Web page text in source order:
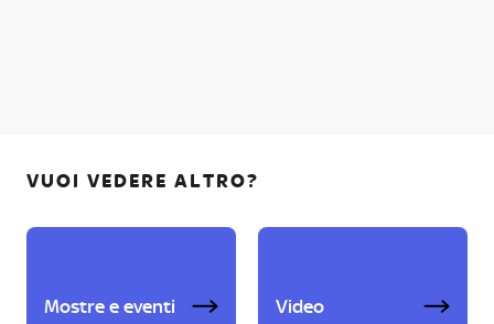
VUOI VEDERE ALTRO?
Mostre e eventi Video